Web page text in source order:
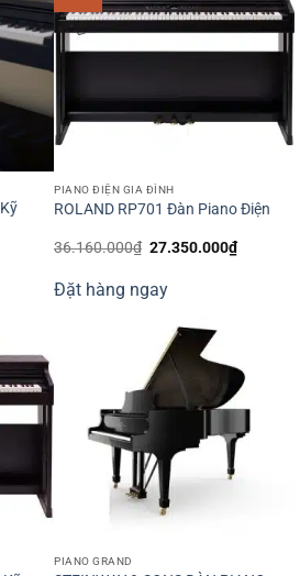
23.420.000₫.
PIANO ĐIỆN GIA ĐÌNH
ROLAND RP701 Đàn Piano Điện
36.160.000₫ Giá
36.160.000₫.
27.350.000₫Giá
hiện
Đặt hàng ngay
PIANO GRAND